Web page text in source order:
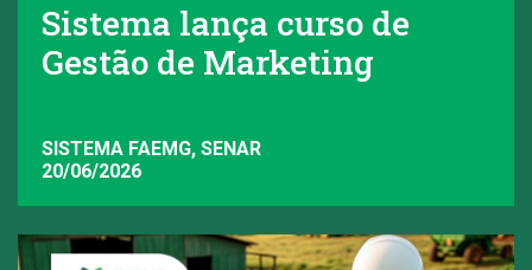
Sistema lança curso de
Gestão de Marketing
SISTEMA FAEMG, SENAR
20/06/2026